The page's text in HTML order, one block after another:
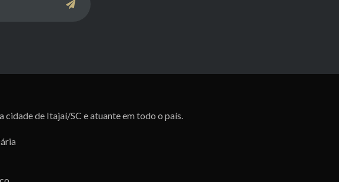
de Itajaí/SC e atuante em todo o país.